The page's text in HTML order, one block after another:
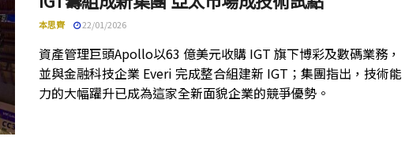
本思齊 22/01/2026
資產管理巨頭Apollo以63 億美元收購 IGT 旗下博彩及數碼業務，
並與金融科技企業 Everi 完成整合組建新 IGT；集團指出，技術能
力的大幅躍升已成為這家全新面貌企業的競爭優勢。